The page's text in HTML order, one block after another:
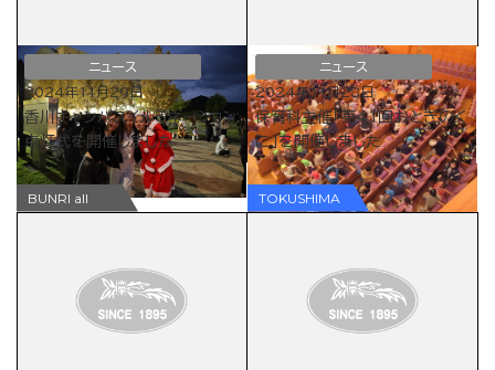
ニュース
2024年11月29日
香川キャンパスイルミネーション
点灯式を開催しました
ニュース
2024年11月28日
保育科主催「第41回おとぎのく
に」を開催しました